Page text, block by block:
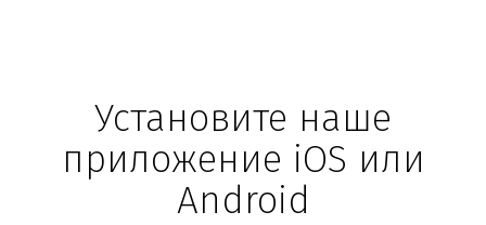
Установите наше
приложение iOS или
Android